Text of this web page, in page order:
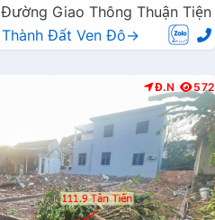
Đường Giao Thông Thuận Tiện
Thành Đất Ven Đô→
Đ.N 572